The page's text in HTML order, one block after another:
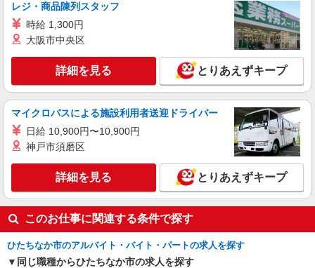
時給1600円〜1700円（経験・能力による）
Excel：マクロ・VBA経験あり1600〜1700円。
茨城県ひたちなか市／最寄駅：勝田駅 ■国道
6号×県道38号そば！周辺には店舗なども！ ≪車
通勤可≫ 徒歩7分のところに民間駐車場あり
（4,000円/月）
キープ 詳細を見る
パーソルテンプスタッフ株式会社 東関東コーディネートセンター
（水戸）/26-0591213
◎きれいなオフィス◎Excel：SUM関数ができ
ればOK♪長期×サポート事務！
時給1450円 工業系の学科卒業の方は時給
1500〜1600円の相談OK！
茨城県ひたちなか市／最寄駅：勝田駅 ≪車
通勤可≫ 徒歩10分程度のところに民間駐車場あ
り！
レジ・商品陳列スタッフ
時給 1,300円
大阪市中央区
詳細を見る とりあえずキープ
マイクロバスによる施設利用者送迎ドライバー
日給 10,900円〜10,900円
神戸市須磨区
詳細を見る とりあえずキープ
このお仕事に関連する条件で探す
ひたちなか市のアルバイト・バイト・パートの求人を探す
同じ職種からひたちなか市の求人を探す